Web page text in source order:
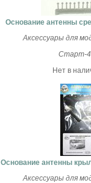
Основание антенны
Аксессуары для
Старт-
Нет в
Основание антенны
Аксессуары для